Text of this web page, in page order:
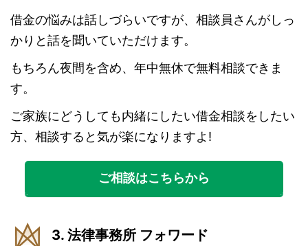
借金の悩みは話しづらいですが、相談員さんがしっ
かりと話を聞いていただけます。
もちろん夜間を含め、年中無休で無料相談できま
す。
ご家族にどうしても内緒にしたい借金相談をしたい
方、相談すると気が楽になりますよ!
ご相談はこちらから
3. 法律事務所 フォワード